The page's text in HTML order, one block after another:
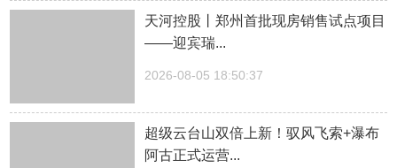
天河控股丨郑州首批现房销售试点项目
——迎宾瑞...
2026-08-05 18:50:37
超级云台山双倍上新！驭风飞索+瀑布
阿古正式运营...